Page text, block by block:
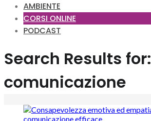
AMBIENTE
CORSI ONLINE
PODCAST
Search Results for:
comunicazione